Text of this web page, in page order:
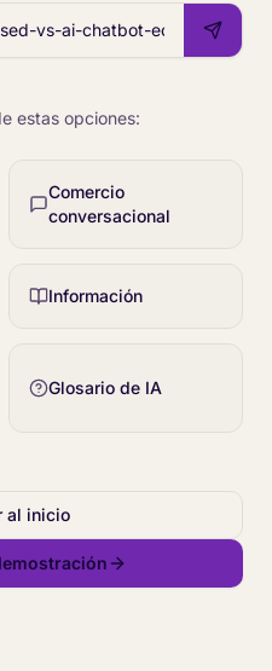
estas opciones:
Comercio
conversacional
Información
Glosario de IA
al inicio